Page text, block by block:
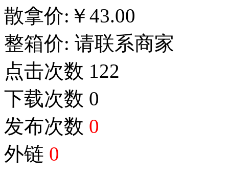
散拿价: ￥43.00
整箱价: 请联系商家
点击次数 122
下载次数 0
发布次数 0
外链 0